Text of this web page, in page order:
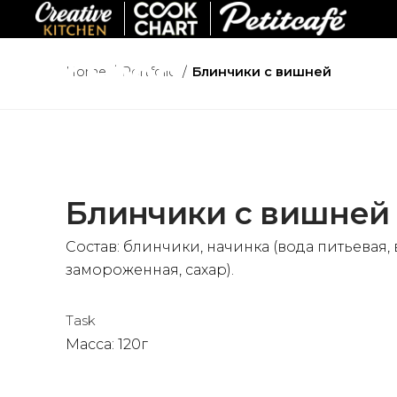
Home / Portfolio / Блинчики c вишней
Блинчики c вишней
Состав: блинчики, начинка (вода
замороженная, сахар).
Task
Масса: 120г